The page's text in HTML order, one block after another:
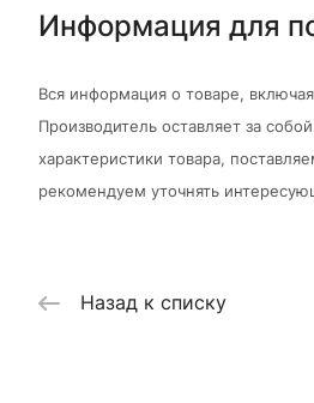
Информация для
Вся информация о товаре,
Производитель оставляет за
характеристики товара,
рекомендуем уточнять
Назад к списку